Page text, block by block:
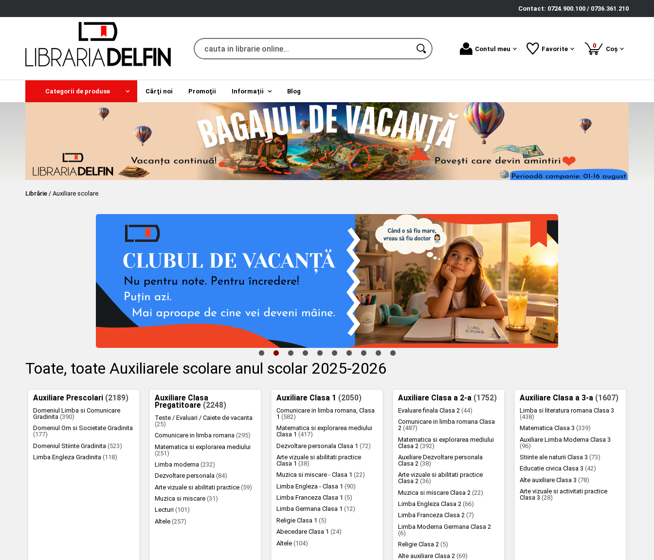
Contact: 0724.900.100 / 0736.361.210
Contul meu Favorite 0produse
Coș
Categorii de produse Cărţi noi Promoţii Informații Blog
Librărie / Auxiliare scolare
Toate, toate Auxiliarele scolare anul scolar 2025-2026
Auxiliare Prescolari (2189)
Domeniul Limba si Comunicare
Gradinita(390)
Domeniul Om si Societate Gradinita
(177)
Domeniul Stiinte Gradinita(523)
Limba Engleza Gradinita(118)
Auxiliare Clasa
Pregatitoare (2248)
Teste / Evaluari / Caiete de vacanta
(25)
Comunicare in limba romana(295)
Matematica si explorarea mediului
(251)
Limba moderna(232)
Dezvoltare personala(84)
Arte vizuale si abilitati practice(59)
Muzica si miscare(31)
Lecturi(101)
Altele(257)
Auxiliare Clasa 1 (2050)
Comunicare in limba romana, Clasa
1(582)
Matematica si explorarea mediului
Clasa 1(417)
Dezvoltare personala Clasa 1(72)
Arte vizuale si abilitati practice
Clasa 1(38)
Muzica si miscare - Clasa 1(22)
Limba Engleza - Clasa 1(90)
Limba Franceza Clasa 1(5)
Limba Germana Clasa 1(12)
Religie Clasa 1(5)
Abecedare Clasa 1(24)
Altele(104)
Auxiliare Clasa a 2-a (1752)
Evaluare finala Clasa 2(44)
Comunicare in limba romana Clasa
2(487)
Matematica si explorarea mediului
Clasa 2(392)
Auxiliare Dezvoltare personala
Clasa 2(38)
Arte vizuale si abilitati practice
Clasa 2(36)
Muzica si miscare Clasa 2(22)
Limba Engleza Clasa 2(66)
Limba Franceza Clasa 2(7)
Limba Moderna Germana Clasa 2
(6)
Religie Clasa 2(5)
Alte auxiliare Clasa 2(69)
Auxiliare Clasa a 3-a (1607)
Limba si literatura romana Clasa 3
(438)
Matematica Clasa 3(339)
Auxiliare Limba Moderna Clasa 3
(96)
Stiinte ale naturii Clasa 3(73)
Educatie civica Clasa 3(42)
Alte auxiliare Clasa 3(78)
Arte vizuale si activitati practice
Clasa 3(28)